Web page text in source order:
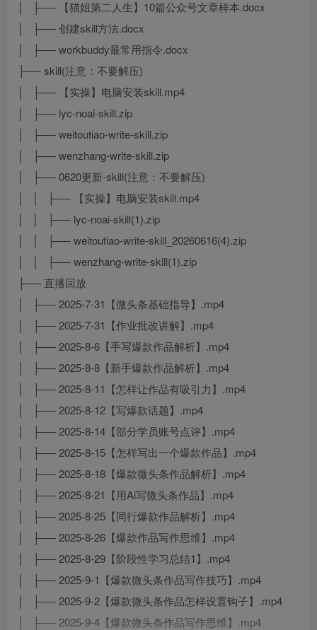
│ ├── 【猫姐第二人生】10篇公众号文章样本.docx
│ ├── 创建skill方法.docx
│ ├── workbuddy最常用指令.docx
├── skill(注意：不要解压)
│ ├── 【实操】电脑安装skill.mp4
│ ├── lyc-noai-skill.zip
│ ├── weitoutiao-write-skill.zip
│ ├── wenzhang-write-skill.zip
│ ├── 0620更新-skill(注意：不要解压)
│ │ ├── 【实操】电脑安装skill.mp4
│ │ ├── lyc-noai-skill(1).zip
│ │ ├── weitoutiao-write-skill_20260616(4).zip
│ │ ├── wenzhang-write-skill(1).zip
├── 直播回放
│ ├── 2025-7-31【微头条基础指导】.mp4
│ ├── 2025-7-31【作业批改讲解】.mp4
│ ├── 2025-8-6【手写爆款作品解析】.mp4
│ ├── 2025-8-8【新手爆款作品解析】.mp4
│ ├── 2025-8-11【怎样让作品有吸引力】.mp4
│ ├── 2025-8-12【写爆款话题】.mp4
│ ├── 2025-8-14【部分学员账号点评】.mp4
│ ├── 2025-8-15【怎样写出一个爆款作品】.mp4
│ ├── 2025-8-18【爆款微头条作品解析】.mp4
│ ├── 2025-8-21【用Ai写微头条作品】.mp4
│ ├── 2025-8-25【同行爆款作品解析】.mp4
│ ├── 2025-8-26【爆款作品写作思维】.mp4
│ ├── 2025-8-29【阶段性学习总结1】.mp4
│ ├── 2025-9-1【爆款微头条作品写作技巧】.mp4
│ ├── 2025-9-2【爆款微头条作品怎样设置钩子】.mp4
│ ├── 2025-9-4【爆款微头条作品写作思维】.mp4